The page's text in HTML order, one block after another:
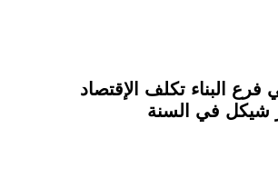
البناء تكلف الإقتصاد